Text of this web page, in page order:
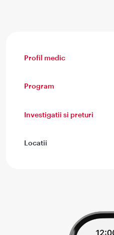
Profil medic
Program
Investigatii si preturi
Locatii